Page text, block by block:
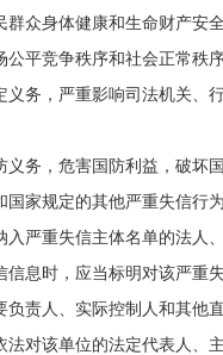
群众身体健康和生命财产安
公平竞争秩序和社会正常秩
义务，严重影响司法机关、
义务，危害国防利益，破坏
国家规定的其他严重失信行为
严重失信主体名单的法人
信息时，应当标明对该严重
负责人、实际控制人和其他
法对该单位的法定代表人、